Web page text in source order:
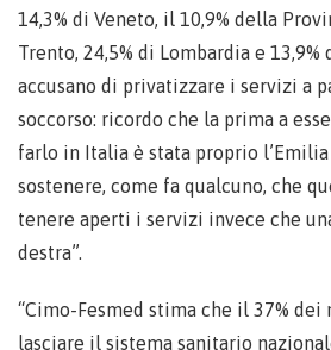
14,3% di Veneto, il 10,9% della
Trento, 24,5% di Lombardia e 13,9%
accusano di privatizzare i servizi a
soccorso: ricordo che la prima a
farlo in Italia è stata proprio
sostenere, come fa qualcuno, che
tenere aperti i servizi invece che
destra”.
“Cimo-Fesmed stima che il 37%
lasciare il sistema sanitario